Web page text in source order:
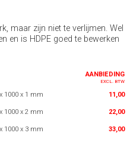
maar zijn niet te verlijmen. Wel
en is HDPE goed te bewerken
AANBIEDING
EXCL. BTW
1000 x 1 mm 11,00
1000 x 2 mm 22,00
1000 x 3 mm 33,00